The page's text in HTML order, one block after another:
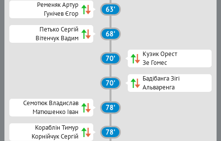
Ременяк Артур
Гунічев Єгор
63'
Петько Сергій
Вітенчук Вадим
68'
70'
Кузик Орест
Зе Гомес
70'
Бадібанга Зігі
Альваренга
Семотюк Владислав
Матюшенко Іван
78'
Кораблін Тимур
Корнійчук Сергій
78'